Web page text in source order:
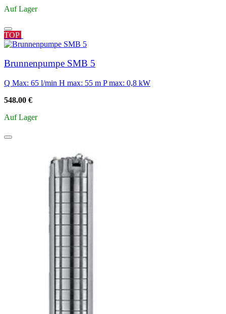
Auf Lager
TOP
Brunnenpumpe SMB 5
Q Max: 65 l/min H max: 55 m P max: 0,8 kW
548.00 €
Auf Lager